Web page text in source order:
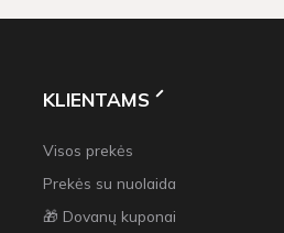
KLIENTAMS
Visos prekės
Prekės su nuolaida
🎁 Dovanų kuponai